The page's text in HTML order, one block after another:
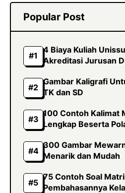
Popular Post
4 Biaya Kuliah
Akreditasi Jurusan
Gambar Kaligrafi
TK dan SD
100 Contoh Kalimat
Lengkap Beserta
300 Gambar
Menarik dan Mudah
75 Contoh Soal
Pembahasannya